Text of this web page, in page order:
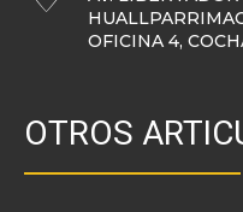
OFICINA 4,
OTROS